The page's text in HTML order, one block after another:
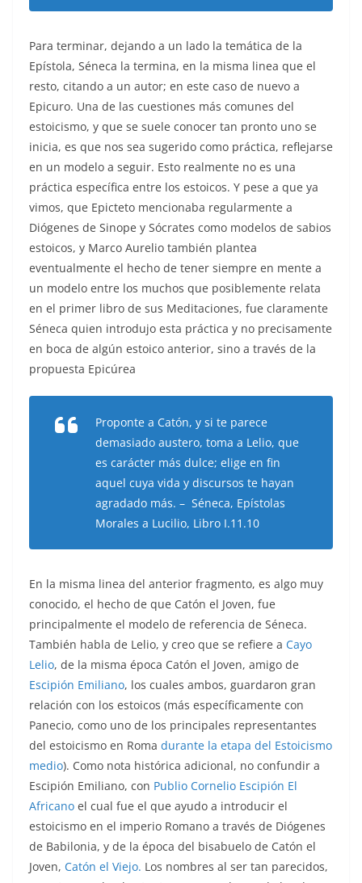
Para terminar, dejando a un lado la temática de la
Epístola, Séneca la termina, en la misma linea que el
resto, citando a un autor; en este caso de nuevo a
Epicuro. Una de las cuestiones más comunes del
estoicismo, y que se suele conocer tan pronto uno se
inicia, es que nos sea sugerido como práctica, reflejarse
en un modelo a seguir. Esto realmente no es una
práctica específica entre los estoicos. Y pese a que ya
vimos, que Epicteto mencionaba regularmente a
Diógenes de Sinope y Sócrates como modelos de sabios
estoicos, y Marco Aurelio también plantea
eventualmente el hecho de tener siempre en mente a
un modelo entre los muchos que posiblemente relata
en el primer libro de sus Meditaciones, fue claramente
Séneca quien introdujo esta práctica y no precisamente
en boca de algún estoico anterior, sino a través de la
propuesta Epicúrea
Proponte a Catón, y si te parece
demasiado austero, toma a Lelio, que
es carácter más dulce; elige en fin
aquel cuya vida y discursos te hayan
agradado más. – Séneca, Epístolas
Morales a Lucilio, Libro I.11.10
En la misma linea del anterior fragmento, es algo muy
conocido, el hecho de que Catón el Joven, fue
principalmente el modelo de referencia de Séneca.
También habla de Lelio, y creo que se refiere a Cayo
Lelio, de la misma época Catón el Joven, amigo de
Escipión Emiliano, los cuales ambos, guardaron gran
relación con los estoicos (más específicamente con
Panecio, como uno de los principales representantes
del estoicismo en Roma durante la etapa del Estoicismo
medio). Como nota histórica adicional, no confundir a
Escipión Emiliano, con Publio Cornelio Escipión El
Africano el cual fue el que ayudo a introducir el
estoicismo en el imperio Romano a través de Diógenes
de Babilonia, y de la época del bisabuelo de Catón el
Joven, Catón el Viejo. Los nombres al ser tan parecidos,